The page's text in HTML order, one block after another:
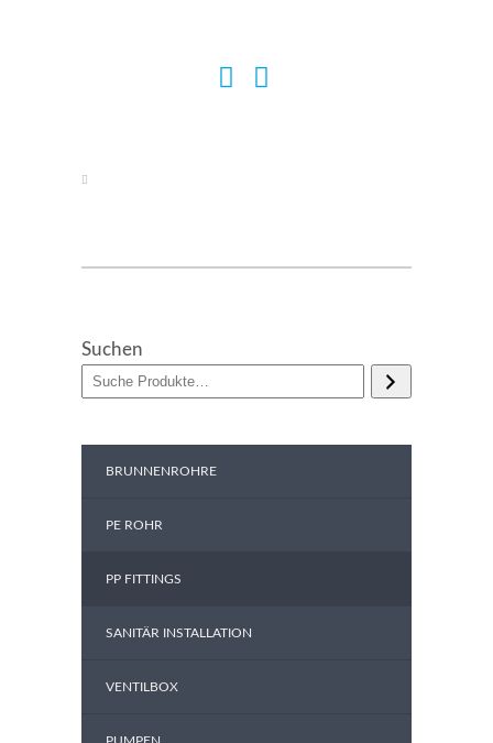
Suchen
BRUNNENROHRE
PE ROHR
PP FITTINGS
SANITÄR INSTALLATION
VENTILBOX